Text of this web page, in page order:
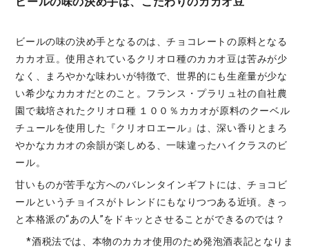
ビールの味の決め手となるのは、チョコレートの原料となる
カカオ豆。使用されているクリオロ種のカカオ豆は苦みが少
なく、まろやかな味わいが特徴で、世界的にも生産量が少な
い希少なカカオだとのこと。フランス・プラリュ社の自社農
園で栽培されたクリオロ種 １００％カカオが原料のクーベル
チュールを使用した『クリオロエール』は、深い香りとまろ
やかなカカオの余韻が楽しめる、一味違ったハイクラスのビ
ール。
甘いものが苦手な方へのバレンタインギフトには、チョコビ
ールというチョイスがトレンドにもなりつつある近頃。きっ
と本格派の“あの人”をドキッとさせることができるのでは？
*酒税法では、本物のカカオ使用のため発泡酒表記となりま